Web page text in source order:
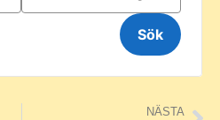
NÄSTA